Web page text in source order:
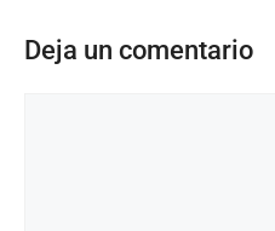
Deja un comentario